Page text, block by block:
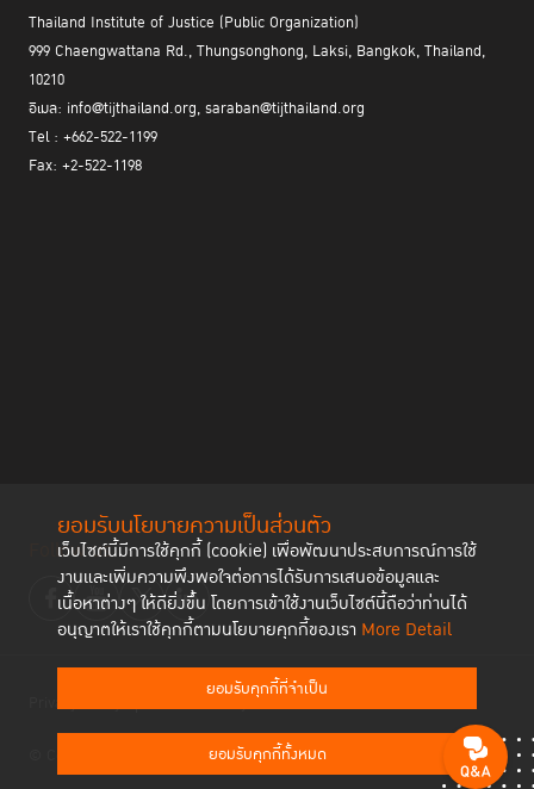
ยอมรับนโยบายความเป็นส่วนตัว
เว็บไซต์นี้มีการใช้คุกกี้ (cookie) เพื่อพัฒนาประสบการณ์การใช้
งานและเพิ่มความพึงพอใจต่อการได้รับการเสนอข้อมูลและ
เนื้อหาต่างๆ ให้ดียิ่งขึ้น โดยการเข้าใช้งานเว็บไซต์นี้ถือว่าท่านได้
อนุญาตให้เราใช้คุกกี้ตามนโยบายคุกกี้ของเรา More Detail
ยอมรับคุกกี้ที่จำเป็น
ยอมรับคุกกี้ทั้งหมด
Thailand Institute of Justice (Public Organization)
999 Chaengwattana Rd., Thungsonghong, Laksi, Bangkok, Thailand,
10210
อีเมล: info@tijthailand.org, saraban@tijthailand.org
Tel : +662-522-1199
Fax: +2-522-1198
Follow us
© Copyright 2023 Thailand Institute of Justice All Rights Reserved
Privacy Policy Cookies Policy